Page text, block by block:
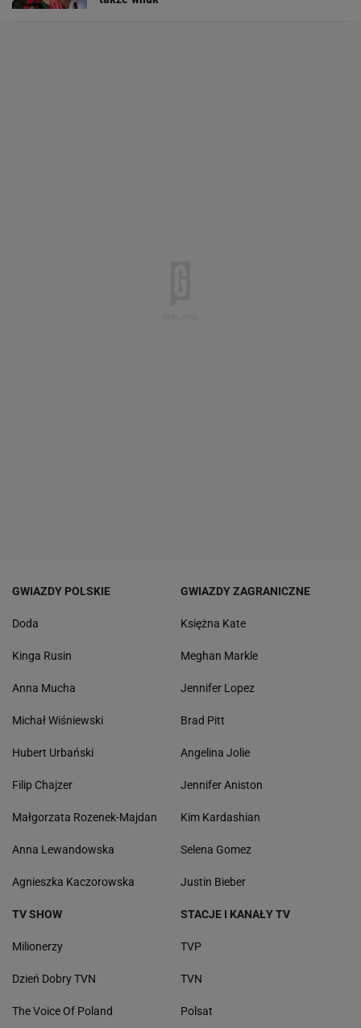
GWIAZDY POLSKIE
Doda
Kinga Rusin
Anna Mucha
Michał Wiśniewski
Hubert Urbański
Filip Chajzer
Małgorzata Rozenek-Majdan
Anna Lewandowska
Agnieszka Kaczorowska
GWIAZDY ZAGRANICZNE
Księżna Kate
Meghan Markle
Jennifer Lopez
Brad Pitt
Angelina Jolie
Jennifer Aniston
Kim Kardashian
Selena Gomez
Justin Bieber
TV SHOW
Milionerzy
Dzień Dobry TVN
The Voice Of Poland
STACJE I KANAŁY TV
TVP
TVN
Polsat